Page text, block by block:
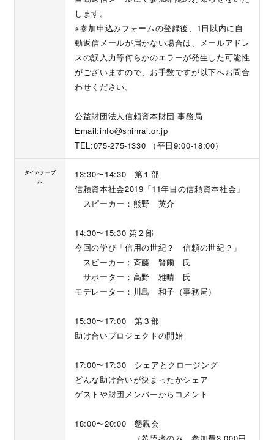
します。
※参加申込みフォームの登録後、1日以内に自
動返信メールが届かない場合は、メールアドレ
スの誤入力等何らかのエラーが発生した可能性
がございますので、お手数ですが以下へお問合
わせください。
公益財団法人信頼資本財団 事務局
Email:info@shinrai.or.jp
TEL:075-275-1330 （平日9:00-18:00）
タイムテーブ
ル
13:30〜14:30 第１部
信頼資本社会2019「11年目の信頼資本社会」
スピーカー：熊野 英介
14:30〜15:30 第２部
今回の学び「信用の世紀？ 信頼の世紀？」
スピーカー：斉藤 賢爾 氏
サポーター：高野 雅晴 氏
モデレーター：川島 和子（事務局）
15:30〜17:00 第３部
助け合いプロジェクトの開始
17:00〜17:30 シェアとクロージング
どんな助け合いが決まったかシェア
ゲストや財団メンバーからコメント
18:00〜20:00 懇親会